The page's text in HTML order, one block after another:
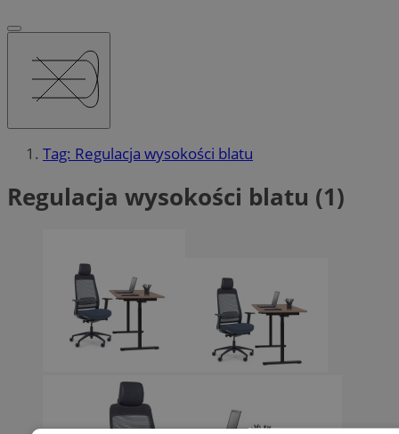
Tag: Regulacja wysokości blatu
Regulacja wysokości blatu (1)